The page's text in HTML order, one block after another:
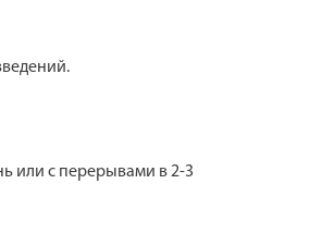
или с перерывами в 2-3